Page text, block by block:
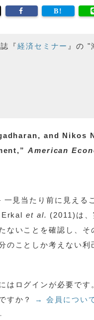
『経済セミナー 』の "
and
American
見当たり前に見える
Erkalet al. (2011)は
ないことを確認し、
のことしか考えない
はログインが必要です
すか？
→ 会員につい